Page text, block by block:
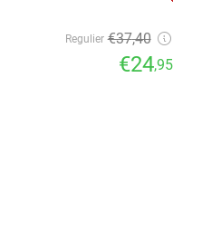
Regulier €37,40
€24,95